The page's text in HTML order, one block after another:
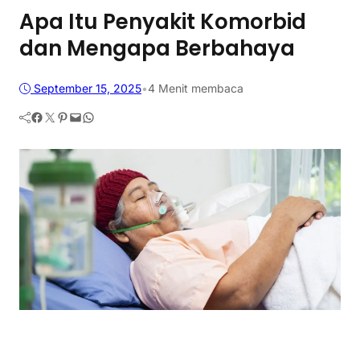
Apa Itu Penyakit Komorbid
dan Mengapa Berbahaya
September 15, 2025•4 Menit membaca
Facebook Twitter Pinterest Mail WhatsApp